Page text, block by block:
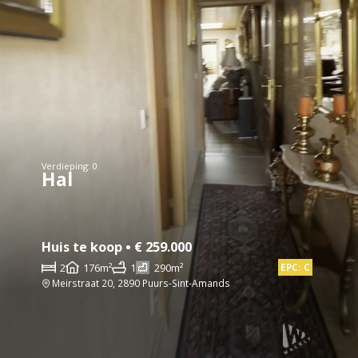
Verdieping: 0
Hal
Huis te koop • € 259.000
2 176m² 1 290m²
EPC: C
Meirstraat 20, 2890 Puurs-Sint-Amands